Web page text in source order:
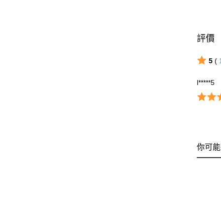
評價
5( 1
l*****5
你可